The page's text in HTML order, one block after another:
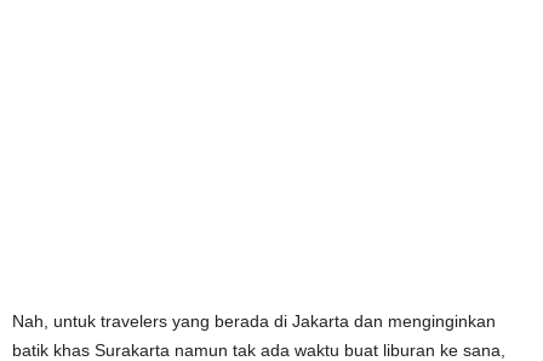
Nah, untuk travelers yang berada di Jakarta dan menginginkan
batik khas Surakarta namun tak ada waktu buat liburan ke sana,